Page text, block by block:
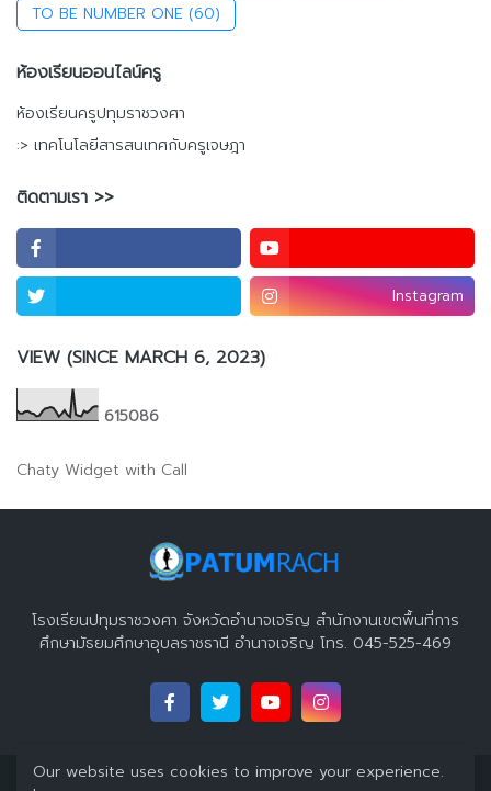
TO BE NUMBER ONE (60)
ห้องเรียนออนไลน์ครู
ห้องเรียนครูปทุมราชวงศา
:> เทคโนโลยีสารสนเทศกับครูเจษฎา
ติดตามเรา >>
Instagram
VIEW (SINCE MARCH 6, 2023)
615086
Chaty Widget with Call
โรงเรียนปทุมราชวงศา จังหวัดอำนาจเจริญ สำนักงานเขตพื้นที่การ
ศึกษามัธยมศึกษาอุบลราชธานี อำนาจเจริญ โทร. 045-525-469
Our website uses cookies to improve your experience.